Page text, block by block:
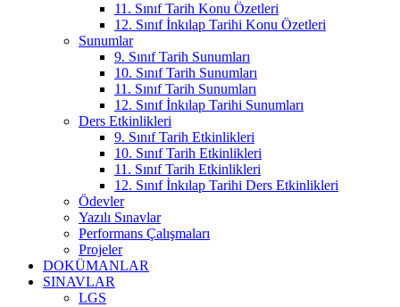
11. Sınıf Tarih Konu Özetleri
12. Sınıf İnkılap Tarihi Konu Özetleri
Sunumlar
9. Sınıf Tarih Sunumları
10. Sınıf Tarih Sunumları
11. Sınıf Tarih Sunumları
12. Sınıf İnkılap Tarihi Sunumları
Ders Etkinlikleri
9. Sınıf Tarih Etkinlikleri
10. Sınıf Tarih Etkinlikleri
11. Sınıf Tarih Etkinlikleri
12. Sınıf İnkılap Tarihi Ders Etkinlikleri
Ödevler
Yazılı Sınavlar
Performans Çalışmaları
Projeler
DOKÜMANLAR
SINAVLAR
LGS